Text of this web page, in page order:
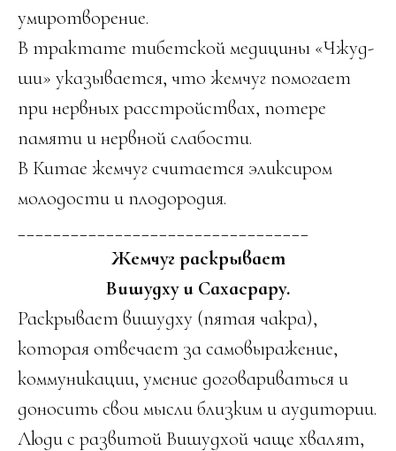
умиротворение.
В трактате тибетской медицины «Чжуд-
ши» указывается, что жемчуг помогает
при нервных расстройствах, потере
памяти и нервной слабости.
В Китае жемчуг считается эликсиром
молодости и плодородия.
Жемчуг раскрывает
Вишудху и Сахасрару.
Раскрывает вишудху (пятая чакра),
которая отвечает за самовыражение,
коммуникации, умение договариваться и
доносить свои мысли близким и аудитории.
Люди с развитой Вишудхой чаще хвалят,